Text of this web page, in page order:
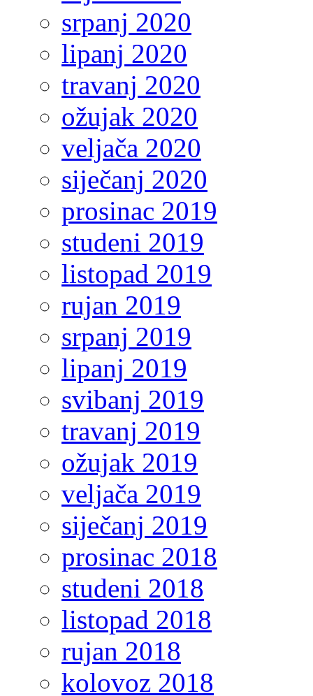
srpanj 2020
lipanj 2020
travanj 2020
ožujak 2020
veljača 2020
siječanj 2020
prosinac 2019
studeni 2019
listopad 2019
rujan 2019
srpanj 2019
lipanj 2019
svibanj 2019
travanj 2019
ožujak 2019
veljača 2019
siječanj 2019
prosinac 2018
studeni 2018
listopad 2018
rujan 2018
kolovoz 2018